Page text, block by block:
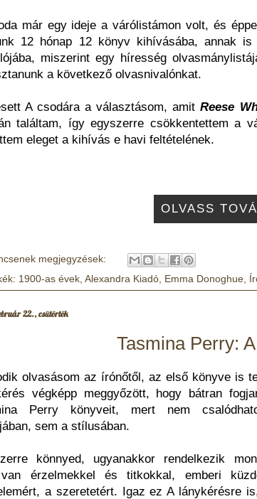
már egy ideje a várólistámon volt, és
12 hónap 12 könyv kihívásába, annak is
miszerint egy híresség
a következő olvasnivalónkat.
A csodára a választásom, amitReese
találtam, így egyszerre csökkentettem a
eleget a kihívás e havi feltételének.
OLVASS
megjegyzések:
1900-as évek Alexandra Kiadó Emma Donoghue
22., csütörtök
Tasmina Perry:
olvasásom az írónőtől, az első könyve is
végképp meggyőzött, hogy bátran
Perry könyveit, mert nem
sem a stílusában.
könnyed, ugyanakkor rendelkezik
érzelmekkel és titkokkal, emberi
a szeretetért. Igaz ez A lánykérésre